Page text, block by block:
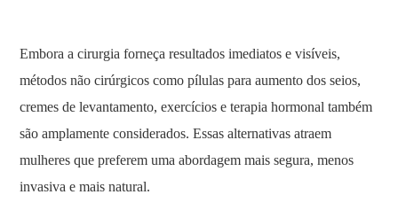
Embora a cirurgia forneça resultados imediatos e visíveis,
métodos não cirúrgicos como pílulas para aumento dos seios,
cremes de levantamento, exercícios e terapia hormonal também
são amplamente considerados. Essas alternativas atraem
mulheres que preferem uma abordagem mais segura, menos
invasiva e mais natural.